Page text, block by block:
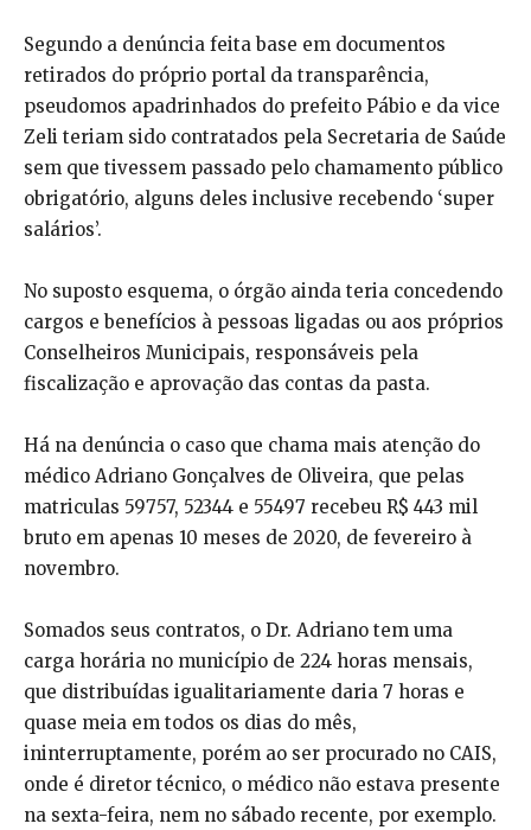
Segundo a denúncia feita base em documentos
retirados do próprio portal da transparência,
pseudomos apadrinhados do prefeito Pábio e da vice
Zeli teriam sido contratados pela Secretaria de Saúde
sem que tivessem passado pelo chamamento público
obrigatório, alguns deles inclusive recebendo ‘super
salários’.
No suposto esquema, o órgão ainda teria concedendo
cargos e benefícios à pessoas ligadas ou aos próprios
Conselheiros Municipais, responsáveis pela
fiscalização e aprovação das contas da pasta.
Há na denúncia o caso que chama mais atenção do
médico Adriano Gonçalves de Oliveira, que pelas
matriculas 59757, 52344 e 55497 recebeu R$ 443 mil
bruto em apenas 10 meses de 2020, de fevereiro à
novembro.
Somados seus contratos, o Dr. Adriano tem uma
carga horária no município de 224 horas mensais,
que distribuídas igualitariamente daria 7 horas e
quase meia em todos os dias do mês,
ininterruptamente, porém ao ser procurado no CAIS,
onde é diretor técnico, o médico não estava presente
na sexta-feira, nem no sábado recente, por exemplo.